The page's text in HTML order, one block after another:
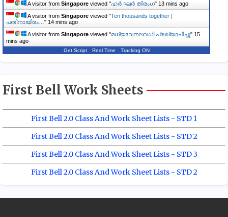
A visitor from Singapore viewed "ഹർ ഘർ തിരംഗ" 13 mins ago
A visitor from Singapore viewed "Ten thousands together |
പതിനായിരം… " 14 mins ago
A visitor from Singapore viewed "മധ്യവേനലവധി പ്രഖ്യാപിച്ചു" 15
mins ago
Get Script Real Time Tracking ON
First Bell Work Sheets
First Bell 2.0 Class And Work Sheet Lists - STD 1
First Bell 2.0 Class And Work Sheet Lists - STD 2
First Bell 2.0 Class And Work Sheet Lists - STD 3
First Bell 2.0 Class And Work Sheet Lists - STD 2